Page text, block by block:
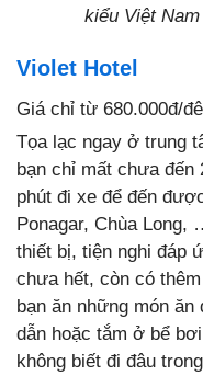
kiểu Việt
Violet Hotel
Giá chỉ từ 680.000đ/
Tọa lạc ngay ở trung
bạn chỉ mất chưa đến
phút đi xe để đến
Ponagar, Chùa Long,
thiết bị, tiện nghi đáp
chưa hết, còn có
bạn ăn những món ăn
dẫn hoặc tắm ở bể
không biết đi đâu